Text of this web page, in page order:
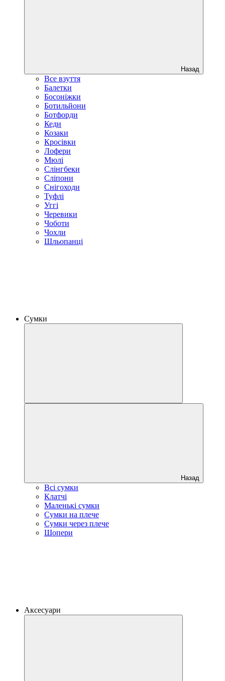
Назад
Все взуття
Балетки
Босоніжки
Ботильйони
Ботфорди
Кеди
Козаки
Кросівки
Лофери
Мюлі
Слінгбеки
Сліпони
Снігоходи
Туфлі
Уггі
Черевики
Чоботи
Чохли
Шльопанці
Сумки
Назад
Всі сумки
Клатчі
Маленькі сумки
Сумки на плече
Сумки через плече
Шопери
Аксесуари